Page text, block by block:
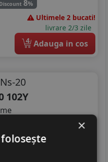
Discount 8%
Ultimele 2 bucati!
livrare 2/3 zile
4 Adauga in cos
Ns-20
102Y
×